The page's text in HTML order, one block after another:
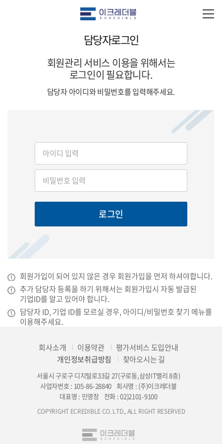
담당자로그인
회원관리 서비스 이용을 위해서는
로그인이 필요합니다.
담당자 아이디와 비밀번호를 입력해주세요.
로그인
회원가입이 되어 있지 않은 경우 회원가입을 먼저 하셔야합니다.
추가 담당자 등록을 하기 위해서는 회원가입시 자동 발급된
기업ID를 알고 있어야 합니다.
담당자 ID, 기업 ID를 모르실 경우, 아이디/비밀번호 찾기 메뉴를
이용해주세요.
회사소개 이용약관
평가서비스 도입안내
개인정보취급방침
찾아오시는 길
서울시 구로구 디지털로33길 27(구로동,삼성IT밸리 8층)
사업자번호 : 105-86-28840 회사명 : (주)이크레더블
대표명 : 민영창 전화 : 02)2101-9100
COPYRIGHT ECREDIBLE CO. LTD., ALL RIGHT RESERVED